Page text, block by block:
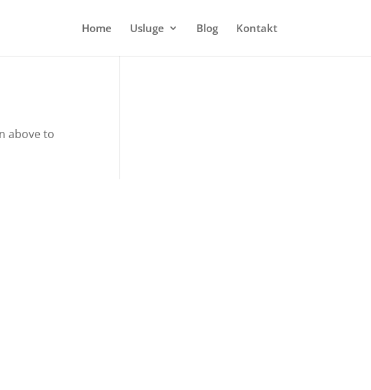
Home Usluge Blog Kontakt
above to